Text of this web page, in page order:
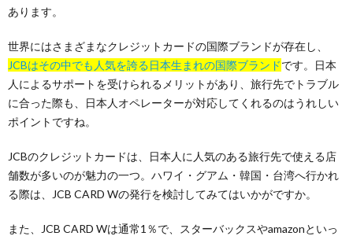
あります。
世界にはさまざまなクレジットカードの国際ブランドが存在し、
JCBはその中でも人気を誇る日本生まれの国際ブランドです。日本
人によるサポートを受けられるメリットがあり、旅行先でトラブル
に合った際も、日本人オペレーターが対応してくれるのはうれしい
ポイントですね。
JCBのクレジットカードは、日本人に人気のある旅行先で使える店
舗数が多いのが魅力の一つ。ハワイ・グアム・韓国・台湾へ行かれ
る際は、JCB CARD Wの発行を検討してみてはいかがですか。
また、JCB CARD Wは通常1％で、スターバックスやamazonといっ